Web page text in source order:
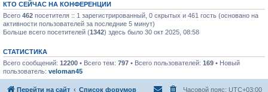
КТО СЕЙЧАС НА КОНФЕРЕНЦИИ
Всего 462 посетителя :: 1 зарегистрированный, 0 скрытых и 461 гость (основано на
активности пользователей за последние 5 минут)
Больше всего посетителей (1342) здесь было 30 окт 2025, 08:58
СТАТИСТИКА
Всего сообщений: 12200 • Всего тем: 797 • Всего пользователей: 169 • Новый
пользователь: veloman45
Перейти на сайт Список форумов Часовой пояс: UTC+03:00